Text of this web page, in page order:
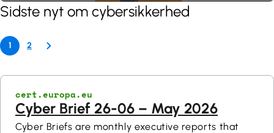
Sidste nyt om cybersikkerhed
1 2
cert.europa.eu
Cyber Brief 26-06 – May 2026
Cyber Briefs are monthly executive reports that